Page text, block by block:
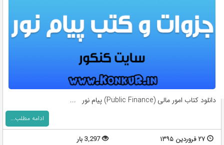
دانلود کتاب امور مالی (Public Finance) پیام نور ...
ادامه مطلب...
۲۷ فروردین ۱۳۹۵
3,297 بار